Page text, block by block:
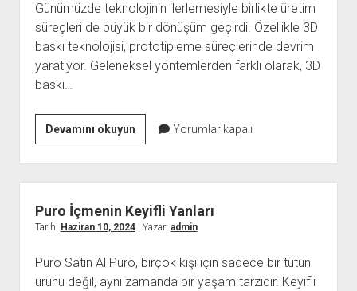
Günümüzde teknolojinin ilerlemesiyle birlikte üretim
süreçleri de büyük bir dönüşüm geçirdi. Özellikle 3D
baskı teknolojisi, prototipleme süreçlerinde devrim
yaratıyor. Geleneksel yöntemlerden farklı olarak, 3D
baskı…
Devamını okuyun3D
Baskı
Hizmetleri
ile
Hızlı
ve
Prototipleme
Yorumlar kapalı
Puro İçmenin Keyifli Yanları
Tarih: Haziran 10, 2024| Yazar: admin
Puro Satın Al Puro, birçok kişi için sadece bir tütün
ürünü değil, aynı zamanda bir yaşam tarzıdır. Keyifli